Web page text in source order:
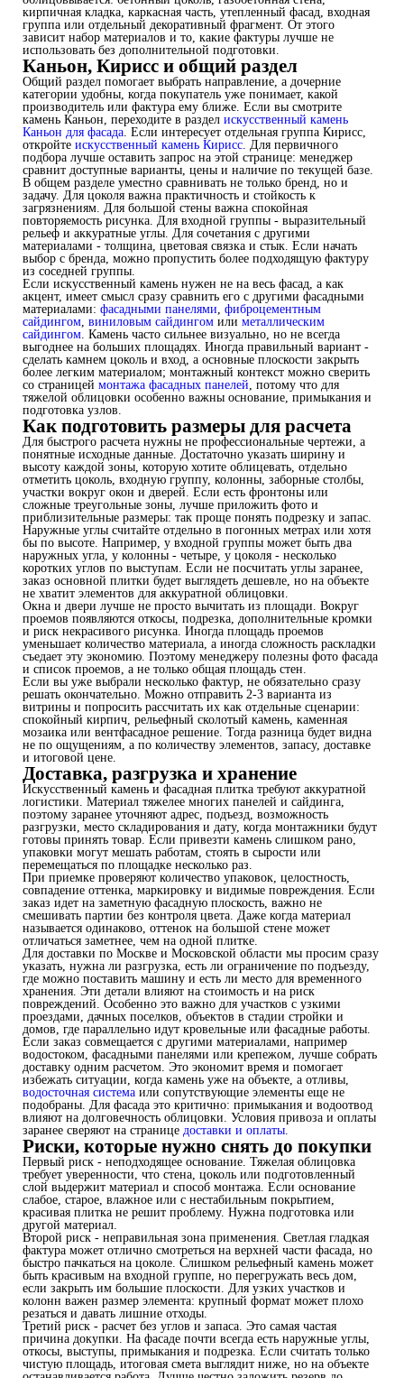
кирпичная кладка, каркасная часть, утепленный фасад, входная
группа или отдельный декоративный фрагмент. От этого
зависит набор материалов и то, какие фактуры лучше не
использовать без дополнительной подготовки.
Каньон, Кирисс и общий раздел
Общий раздел помогает выбрать направление, а дочерние
категории удобны, когда покупатель уже понимает, какой
производитель или фактура ему ближе. Если вы смотрите
камень Каньон, переходите в раздел искусственный камень
Каньон для фасада. Если интересует отдельная группа Кирисс,
откройте искусственный камень Кирисс. Для первичного
подбора лучше оставить запрос на этой странице: менеджер
сравнит доступные варианты, цены и наличие по текущей базе.
В общем разделе уместно сравнивать не только бренд, но и
задачу. Для цоколя важна практичность и стойкость к
загрязнениям. Для большой стены важна спокойная
повторяемость рисунка. Для входной группы - выразительный
рельеф и аккуратные углы. Для сочетания с другими
материалами - толщина, цветовая связка и стык. Если начать
выбор с бренда, можно пропустить более подходящую фактуру
из соседней группы.
Если искусственный камень нужен не на весь фасад, а как
акцент, имеет смысл сразу сравнить его с другими фасадными
материалами: фасадными панелями, фиброцементным
сайдингом, виниловым сайдингом или металлическим
сайдингом. Камень часто сильнее визуально, но не всегда
выгоднее на больших площадях. Иногда правильный вариант -
сделать камнем цоколь и вход, а основные плоскости закрыть
более легким материалом; монтажный контекст можно сверить
со страницей монтажа фасадных панелей, потому что для
тяжелой облицовки особенно важны основание, примыкания и
подготовка узлов.
Как подготовить размеры для расчета
Для быстрого расчета нужны не профессиональные чертежи, а
понятные исходные данные. Достаточно указать ширину и
высоту каждой зоны, которую хотите облицевать, отдельно
отметить цоколь, входную группу, колонны, заборные столбы,
участки вокруг окон и дверей. Если есть фронтоны или
сложные треугольные зоны, лучше приложить фото и
приблизительные размеры: так проще понять подрезку и запас.
Наружные углы считайте отдельно в погонных метрах или хотя
бы по высоте. Например, у входной группы может быть два
наружных угла, у колонны - четыре, у цоколя - несколько
коротких углов по выступам. Если не посчитать углы заранее,
заказ основной плитки будет выглядеть дешевле, но на объекте
не хватит элементов для аккуратной облицовки.
Окна и двери лучше не просто вычитать из площади. Вокруг
проемов появляются откосы, подрезка, дополнительные кромки
и риск некрасивого рисунка. Иногда площадь проемов
уменьшает количество материала, а иногда сложность раскладки
съедает эту экономию. Поэтому менеджеру полезны фото фасада
и список проемов, а не только общая площадь стен.
Если вы уже выбрали несколько фактур, не обязательно сразу
решать окончательно. Можно отправить 2-3 варианта из
витрины и попросить рассчитать их как отдельные сценарии:
спокойный кирпич, рельефный сколотый камень, каменная
мозаика или вентфасадное решение. Тогда разница будет видна
не по ощущениям, а по количеству элементов, запасу, доставке
и итоговой цене.
Доставка, разгрузка и хранение
Искусственный камень и фасадная плитка требуют аккуратной
логистики. Материал тяжелее многих панелей и сайдинга,
поэтому заранее уточняют адрес, подъезд, возможность
разгрузки, место складирования и дату, когда монтажники будут
готовы принять товар. Если привезти камень слишком рано,
упаковки могут мешать работам, стоять в сырости или
перемещаться по площадке несколько раз.
При приемке проверяют количество упаковок, целостность,
совпадение оттенка, маркировку и видимые повреждения. Если
заказ идет на заметную фасадную плоскость, важно не
смешивать партии без контроля цвета. Даже когда материал
называется одинаково, оттенок на большой стене может
отличаться заметнее, чем на одной плитке.
Для доставки по Москве и Московской области мы просим сразу
указать, нужна ли разгрузка, есть ли ограничение по подъезду,
где можно поставить машину и есть ли место для временного
хранения. Эти детали влияют на стоимость и на риск
повреждений. Особенно это важно для участков с узкими
проездами, дачных поселков, объектов в стадии стройки и
домов, где параллельно идут кровельные или фасадные работы.
Если заказ совмещается с другими материалами, например
водостоком, фасадными панелями или крепежом, лучше собрать
доставку одним расчетом. Это экономит время и помогает
избежать ситуации, когда камень уже на объекте, а отливы,
водосточная система или сопутствующие элементы еще не
подобраны. Для фасада это критично: примыкания и водоотвод
влияют на долговечность облицовки. Условия привоза и оплаты
заранее сверяют на странице доставки и оплаты.
Риски, которые нужно снять до покупки
Первый риск - неподходящее основание. Тяжелая облицовка
требует уверенности, что стена, цоколь или подготовленный
слой выдержит материал и способ монтажа. Если основание
слабое, старое, влажное или с нестабильным покрытием,
красивая плитка не решит проблему. Нужна подготовка или
другой материал.
Второй риск - неправильная зона применения. Светлая гладкая
фактура может отлично смотреться на верхней части фасада, но
быстро пачкаться на цоколе. Слишком рельефный камень может
быть красивым на входной группе, но перегружать весь дом,
если закрыть им большие плоскости. Для узких участков и
колонн важен размер элемента: крупный формат может плохо
резаться и давать лишние отходы.
Третий риск - расчет без углов и запаса. Это самая частая
причина докупки. На фасаде почти всегда есть наружные углы,
откосы, выступы, примыкания и подрезка. Если считать только
чистую площадь, итоговая смета выглядит ниже, но на объекте